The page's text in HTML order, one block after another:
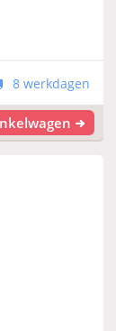
8 werkdagen